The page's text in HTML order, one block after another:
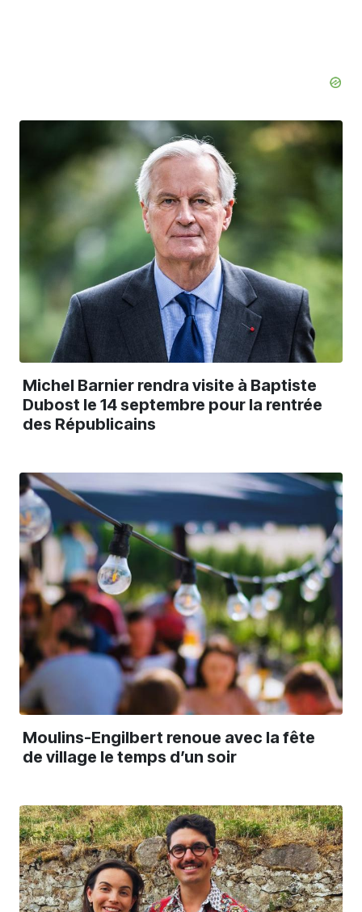
Michel Barnier rendra visite à Baptiste
Dubost le 14 septembre pour la rentrée
des Républicains
Moulins-Engilbert renoue avec la fête
de village le temps d’un soir